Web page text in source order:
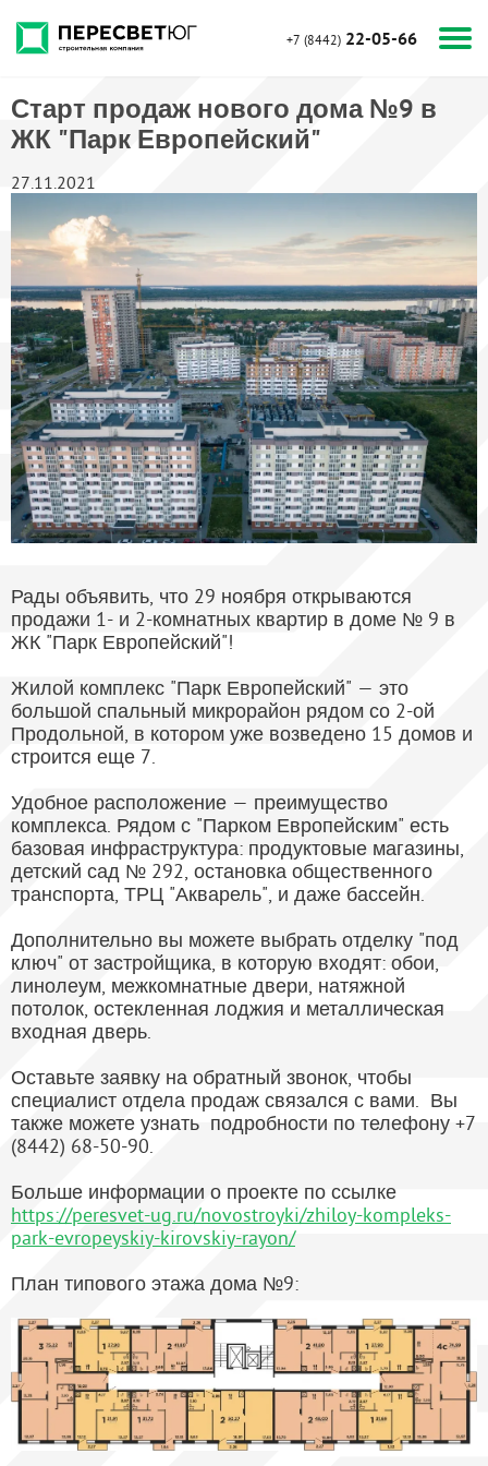
+7 (8442) 22-05-66
Старт продаж нового дома №9 в
ЖК "Парк Европейский"
27.11.2021
Рады объявить, что 29 ноября открываются
продажи 1- и 2-комнатных квартир в доме № 9 в
ЖК "Парк Европейский"!
Жилой комплекс "Парк Европейский" — это
большой спальный микрорайон рядом со 2-ой
Продольной, в котором уже возведено 15 домов и
строится еще 7.
Удобное расположение — преимущество
комплекса. Рядом с "Парком Европейским" есть
базовая инфраструктура: продуктовые магазины,
детский сад № 292, остановка общественного
транспорта, ТРЦ "Акварель", и даже бассейн.
Дополнительно вы можете выбрать отделку "под
ключ" от застройщика, в которую входят: обои,
линолеум, межкомнатные двери, натяжной
потолок, остекленная лоджия и металлическая
входная дверь.
Оставьте заявку на обратный звонок, чтобы
специалист отдела продаж связался с вами. Вы
также можете узнать подробности по телефону +7
(8442) 68-50-90.
Больше информации о проекте по ссылке
https://peresvet-ug.ru/novostroyki/zhiloy-kompleks-
park-evropeyskiy-kirovskiy-rayon/
План типового этажа дома №9: